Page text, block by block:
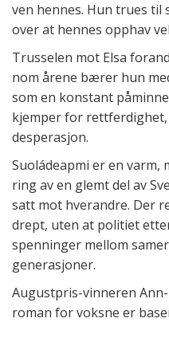
ven hen­nes. Hun trues
over at hen­nes opp­hav
Trus­selen mot Elsa
nom årene bærer hun
som en kons­tant
kjem­per for
des­pera­sjon.
Suoládeapmi er en varm,
ring av en glemt del av
satt mot hver­andre. Der
drept, uten at poli­tiet
spen­ninger mel­lom
genera­sjoner.
Augustpris-vinn­eren
roman for voksne er